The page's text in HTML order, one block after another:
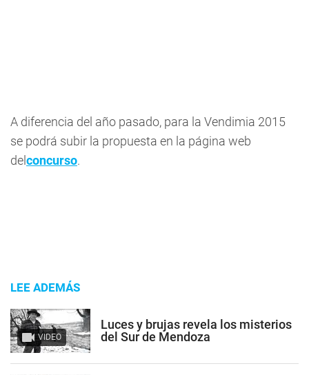
A diferencia del año pasado, para la Vendimia 2015
se podrá subir la propuesta en la página web
delconcurso.
LEE ADEMÁS
VIDEO
Luces y brujas revela los misterios
del Sur de Mendoza